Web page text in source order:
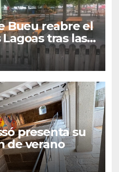
Bueu reabre el
tras las
por su cierre
Baixas
presenta su
de verano